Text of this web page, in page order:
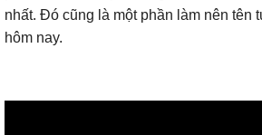
nhất. Đó cũng là một phần làm nên tên
hôm nay.